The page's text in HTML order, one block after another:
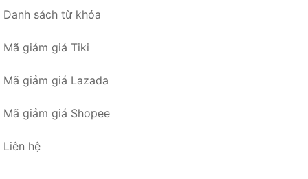
Danh sách từ khóa
Mã giảm giá Tiki
Mã giảm giá Lazada
Mã giảm giá Shopee
Liên hệ